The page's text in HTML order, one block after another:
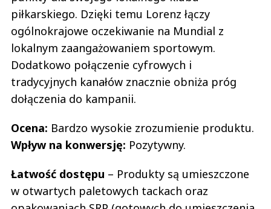
piłkarskiego. Dzięki temu Lorenz łączy
ogólnokrajowe oczekiwanie na Mundial z
lokalnym zaangażowaniem sportowym.
Dodatkowo połączenie cyfrowych i
tradycyjnych kanałów znacznie obniża próg
dołączenia do kampanii.
Ocena: Bardzo wysokie zrozumienie produktu.
Wpływ na konwersję: Pozytywny.
Łatwość dostępu – Produkty są umieszczone
w otwartych paletowych tackach oraz